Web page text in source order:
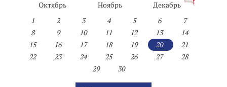
Октябрь
Ноябрь
Декабрь
1
2 3 4 5 6
7
8
9 10 11 12 13
14
15
16 17 18 19 20
21
22
23 24 25 26 27
28
29
30